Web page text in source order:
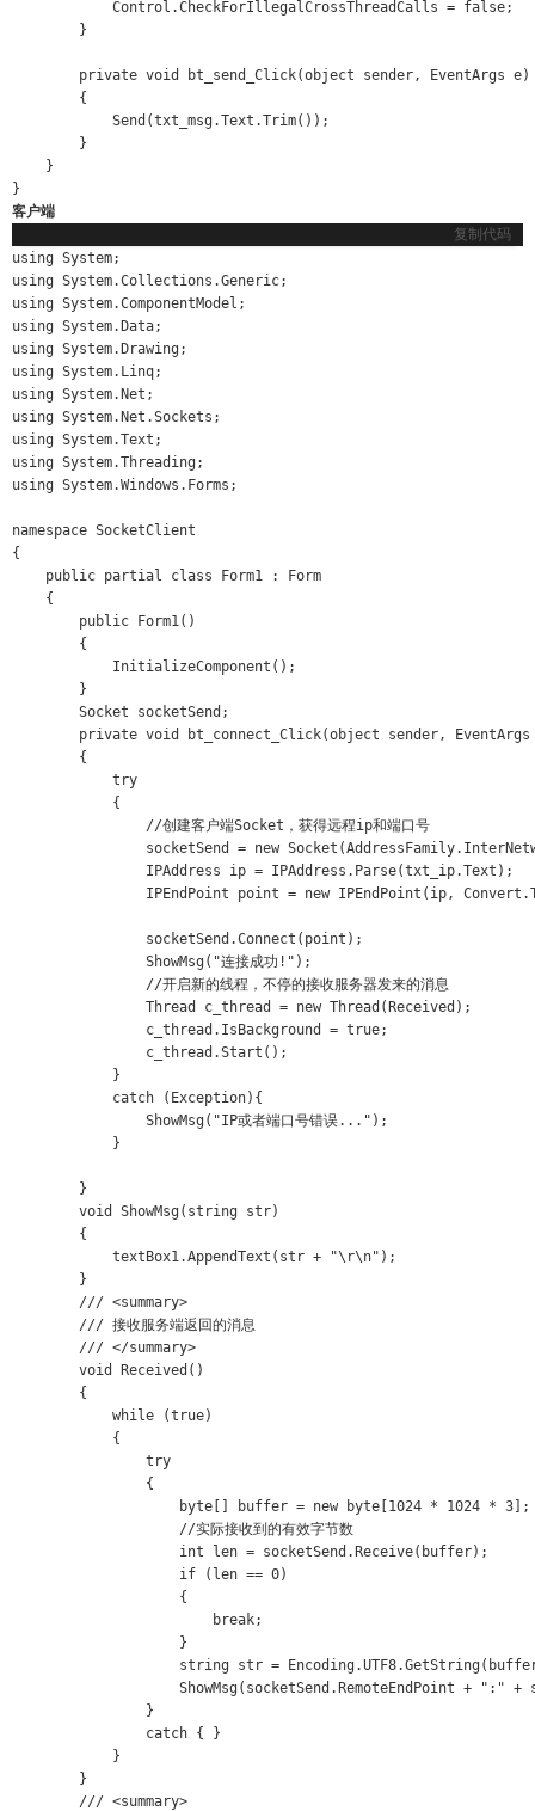
Control.CheckForIllegalCrossThreadCalls = false;
}
private void bt_send_Click(object sender, EventArgs e)
{
Send(txt_msg.Text.Trim());
}
}
}
客户端
复制代码
using System;
using System.Collections.Generic;
using System.ComponentModel;
using System.Data;
using System.Drawing;
using System.Linq;
using System.Net;
using System.Net.Sockets;
using System.Text;
using System.Threading;
using System.Windows.Forms;
namespace SocketClient
{
public partial class Form1 : Form
{
public Form1()
{
InitializeComponent();
}
Socket socketSend;
private void bt_connect_Click(object sender, EventArgs
{
try
{
//创建客户端Socket，获得远程ip和端口号
socketSend = new Socket(AddressFamily.InterNetwork,
IPAddress ip = IPAddress.Parse(txt_ip.Text);
IPEndPoint point = new IPEndPoint(ip,
socketSend.Connect(point);
ShowMsg("连接成功!");
//开启新的线程，不停的接收服务器发来的消息
Thread c_thread = new Thread(Received);
c_thread.IsBackground = true;
c_thread.Start();
}
catch (Exception){
ShowMsg("IP或者端口号错误...");
}
}
void ShowMsg(string str)
{
textBox1.AppendText(str + "\r\n");
}
/// <summary>
/// 接收服务端返回的消息
/// </summary>
void Received()
{
while (true)
{
try
{
byte[] buffer = new byte[1024 * 1024 * 3];
//实际接收到的有效字节数
int len = socketSend.Receive(buffer);
if (len == 0)
{
break;
}
string str =
ShowMsg(socketSend.RemoteEndPoint + ":" +
}
catch { }
}
}
/// <summary>